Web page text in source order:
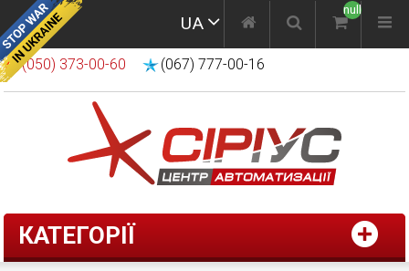
UA
null
(050) 373-00-60 (067) 777-00-16
КАТЕГОРІЇ